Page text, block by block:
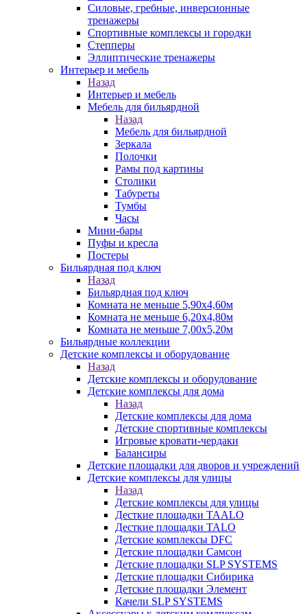
Силовые, гребные, инверсионные
тренажеры
Спортивные комплексы и городки
Степперы
Эллиптические тренажеры
Интерьер и мебель
Назад
Интерьер и мебель
Мебель для бильярдной
Назад
Мебель для бильярдной
Зеркала
Полочки
Рамы под картины
Столики
Табуреты
Тумбы
Часы
Мини-бары
Пуфы и кресла
Постеры
Бильярдная под ключ
Назад
Бильярдная под ключ
Комната не меньше 5,90х4,60м
Комната не меньше 6,20х4,80м
Комната не меньше 7,00х5,20м
Бильярдные коллекции
Детские комплексы и оборудование
Назад
Детские комплексы и оборудование
Детские комплексы для дома
Назад
Детские комплексы для дома
Детские спортивные комплексы
Игровые кровати-чердаки
Балансиры
Детские площадки для дворов и учреждений
Детские комплексы для улицы
Назад
Детские комплексы для улицы
Десткие площадки TAALO
Десткие площадки TALO
Детские комплексы DFC
Детские площадки Самсон
Детские площадки SLP SYSTEMS
Детские площадки Сибирика
Детские площадки Элемент
Качели SLP SYSTEMS